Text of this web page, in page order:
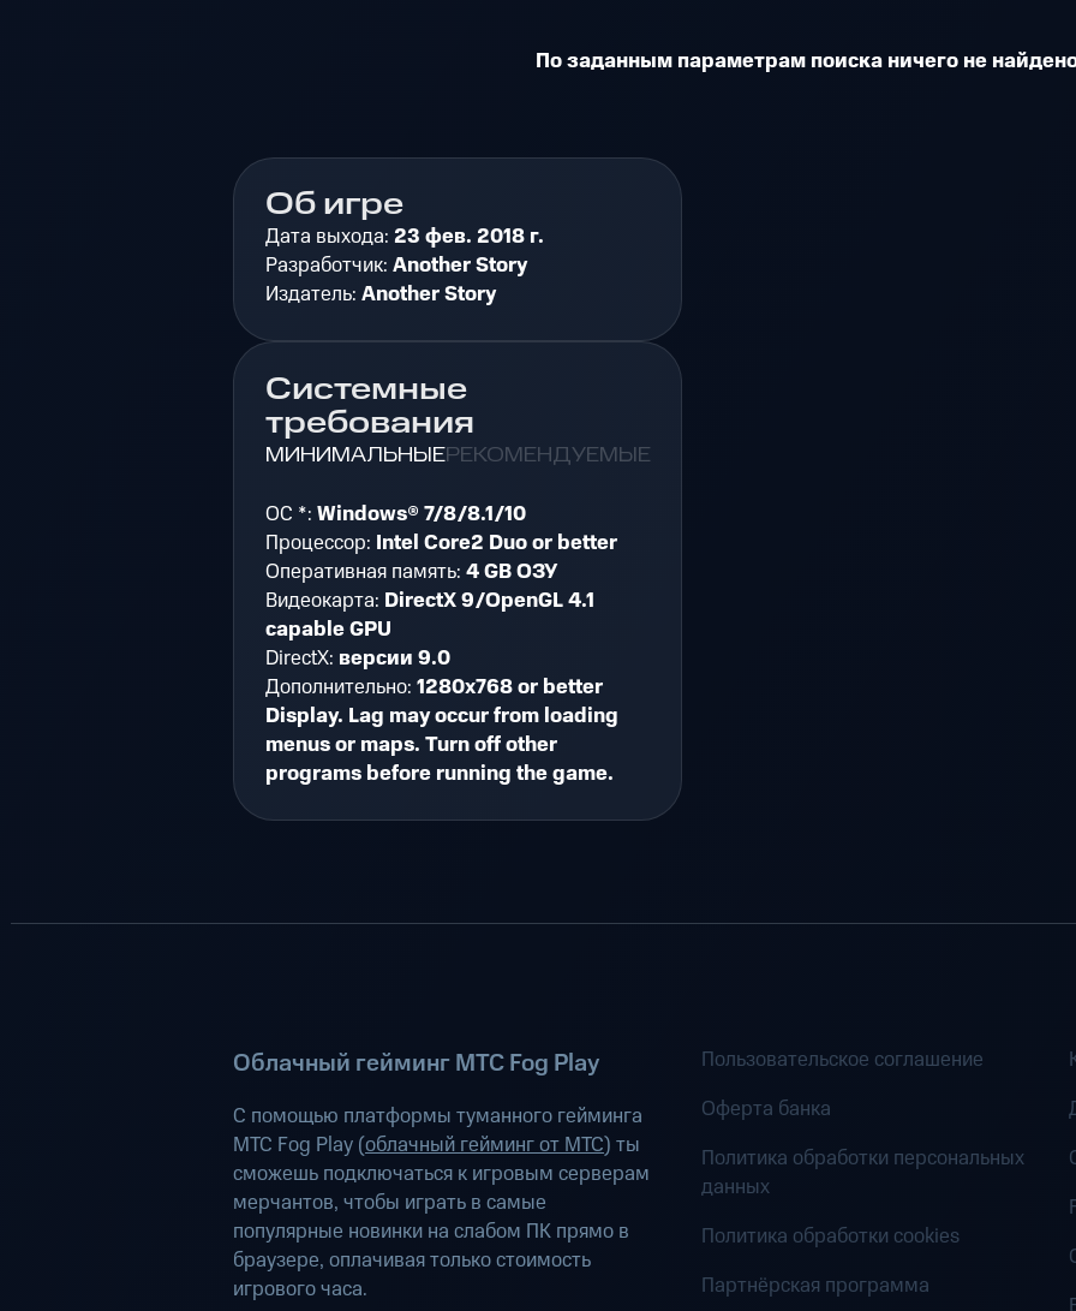
По заданным параметрам поиска ничего не
Об игре
Дата выхода: 23 фев. 2018 г.
Разработчик: Another Story
Издатель: Another Story
Системные
требования
МИНИМАЛЬНЫЕРЕКОМЕНДУЕМЫЕ
ОС *: Windows® 7/8/8.1/10
Процессор: Intel Core2 Duo or better
Оперативная память: 4 GB ОЗУ
Видеокарта: DirectX 9/OpenGL 4.1
capable GPU
DirectX: версии 9.0
Дополнительно: 1280x768 or better
Display. Lag may occur from loading
menus or maps. Turn off other
programs before running the game.
Облачный гейминг МТС Fog Play
С помощью платформы туманного гейминга
МТС Fog Play (облачный гейминг от МТС) ты
сможешь подключаться к игровым серверам
мерчантов, чтобы играть в самые
популярные новинки на слабом ПК прямо в
браузере, оплачивая только стоимость
игрового часа.
Пользовательское соглашение
Оферта банка
Политика обработки персональных
данных
Политика обработки cookies
Партнёрская программа